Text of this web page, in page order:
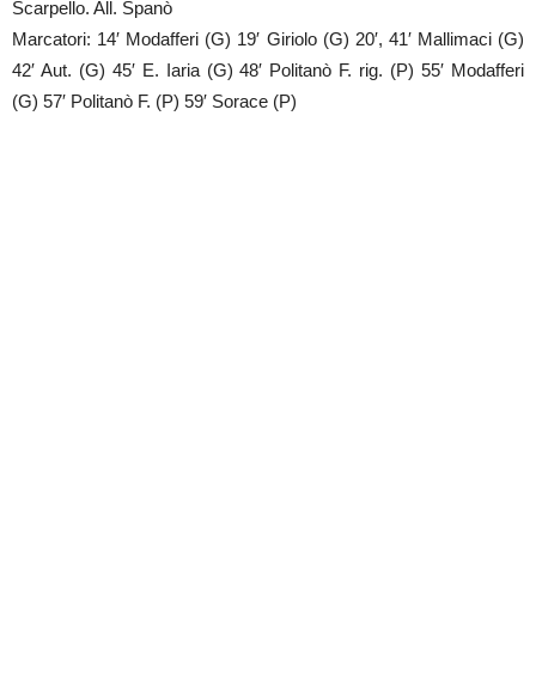
Scarpello. All. Spanò
Marcatori: 14′ Modafferi (G) 19′ Giriolo (G) 20′, 41′ Mallimaci (G)
42′ Aut. (G) 45′ E. Iaria (G) 48′ Politanò F. rig. (P) 55′ Modafferi
(G) 57′ Politanò F. (P) 59′ Sorace (P)